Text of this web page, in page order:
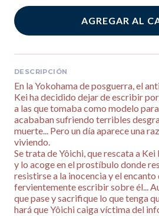
AGREGAR AL
DESCRIPCIÓN
En la Yokohama de posguerra, el
Kei ha decidido dejar de escribir
a las que tomaba como modelo
acababan sufriendo terribles
muerte... Pero un día aparece una
viviendo.
Se trata de Yôichi, que rescata a
y lo acoge en el prostíbulo donde
resistirse a la inocencia y el encanto
fervientemente escribir sobre él...
que pase y sacrifique lo que tenga
hará que Yôichi caiga víctima del